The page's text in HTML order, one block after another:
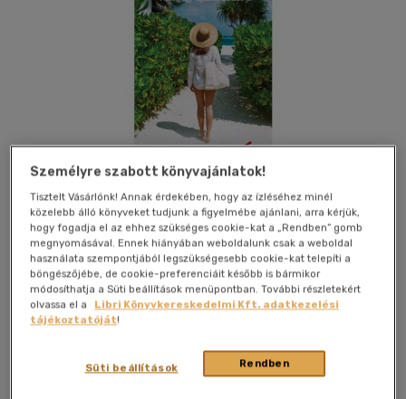
Kívánságlistához adom Megosztom
magyar nyelvű|puhatáblás,
ragasztókötött|418 oldal
Személyre szabott könyvajánlatok!
Tisztelt Vásárlónk! Annak érdekében, hogy az ízléséhez minél
közelebb álló könyveket tudjunk a figyelmébe ajánlani, arra kérjük,
hogy fogadja el az ehhez szükséges cookie-kat a „Rendben” gomb
megnyomásával. Ennek hiányában weboldalunk csak a weboldal
használata szempontjából legszükségesebb cookie-kat telepíti a
böngészőjébe, de cookie-preferenciáit később is bármikor
módosíthatja a Süti beállítások menüpontban. További részletekért
olvassa el a
Libri Könyvkereskedelmi Kft. adatkezelési
tájékoztatóját!
Rendben
Süti beállítások